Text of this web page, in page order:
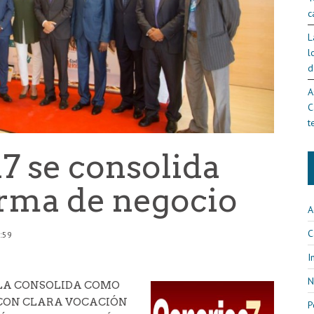
se consolida
de negocio
CONSOLIDA COMO
CLARA VOCACIÓN